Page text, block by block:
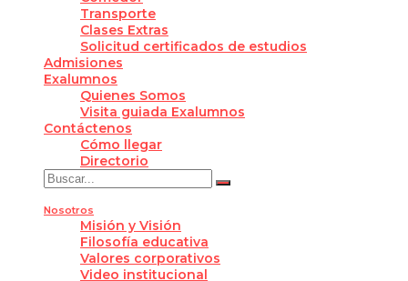
Transporte
Clases Extras
Solicitud certificados de estudios
Admisiones
Exalumnos
Quienes Somos
Visita guiada Exalumnos
Contáctenos
Cómo llegar
Directorio
Nosotros
Misión y Visión
Filosofía educativa
Valores corporativos
Video institucional